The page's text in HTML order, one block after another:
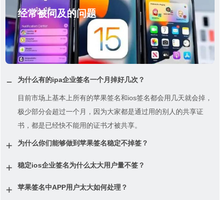
经常被问及的问题
为什么有的ipa企业签名一个月掉好几次？
目前市场上基本上所有的苹果签名和ios签名都会用几天就会掉，
极少部分会超过一个月，因为大家都是通过用的别人的共享证
书，都是已经快不能用的证书才被共享。
为什么你们能够做到苹果签名稳定不掉签？
稳定ios企业签名为什么太大用户量不签？
苹果签名中APP用户太大如何处理？